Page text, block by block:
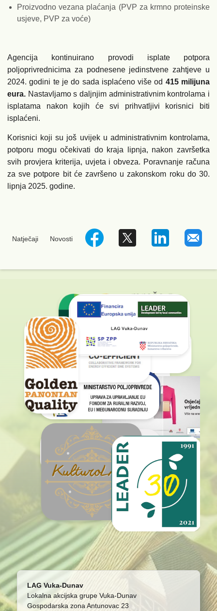
Proizvodno vezana plaćanja (PVP za krmno proteinske
usjeve, PVP za voće)
Agencija kontinuirano provodi isplate potpora
poljoprivrednicima za podnesene jedinstvene zahtjeve u
2024. godini te je do sada isplaćeno više od 415 milijuna
eura. Nastavljamo s daljnjim administrativnim kontrolama i
isplatama nakon kojih će svi prihvatljivi korisnici biti
isplaćeni.
Korisnici koji su još uvijek u administrativnim kontrolama,
potporu mogu očekivati do kraja lipnja, nakon završetka
svih provjera kriterija, uvjeta i obveza. Poravnanje računa
za sve potpore bit će završeno u zakonskom roku do 30.
lipnja 2025. godine.
Natječaji Novosti
LAG Vuka-Dunav
Lokalna akcijska grupe Vuka-Dunav
Gospodarska zona Antunovac 23